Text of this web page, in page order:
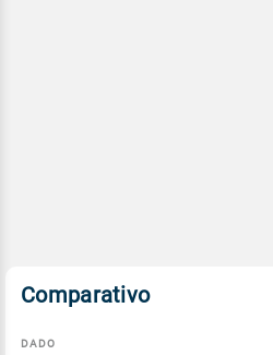
Comparativo
DADO